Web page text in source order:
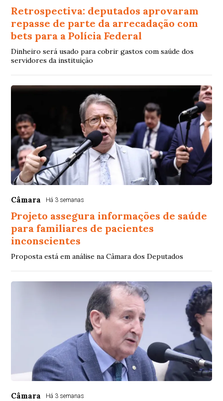
Retrospectiva: deputados aprovaram
repasse de parte da arrecadação com
bets para a Polícia Federal
Dinheiro será usado para cobrir gastos com saúde dos
servidores da instituição
Câmara Há 3 semanas
Projeto assegura informações de saúde
para familiares de pacientes
inconscientes
Proposta está em análise na Câmara dos Deputados
Câmara Há 3 semanas